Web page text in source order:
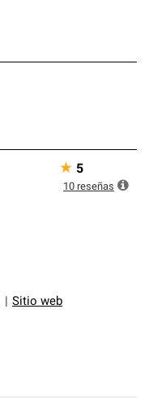
Sitio web
★ 5
10 reseñas